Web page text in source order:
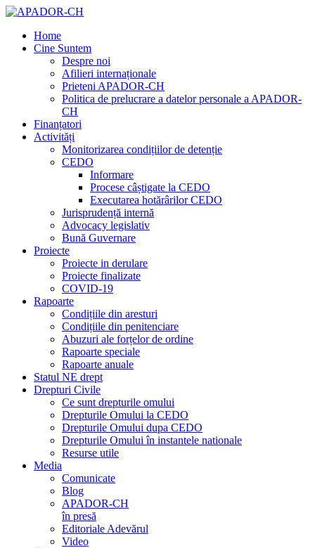
Home
Cine Suntem
Despre noi
Afilieri internaționale
Prieteni APADOR-CH
Politica de prelucrare a datelor personale a APADOR-
CH
Finanțatori
Activități
Monitorizarea condițiilor de detenție
CEDO
Informare
Procese câștigate la CEDO
Executarea hotărârilor CEDO
Jurisprudență internă
Advocacy legislativ
Bună Guvernare
Proiecte
Proiecte in derulare
Proiecte finalizate
COVID-19
Rapoarte
Condițiile din aresturi
Condițiile din penitenciare
Abuzuri ale forțelor de ordine
Rapoarte speciale
Rapoarte anuale
Statul NE drept
Drepturi Civile
Ce sunt drepturile omului
Drepturile Omului la CEDO
Drepturile Omului dupa CEDO
Drepturile Omului în instantele nationale
Resurse utile
Media
Comunicate
Blog
APADOR-CH
în presă
Editoriale Adevărul
Video